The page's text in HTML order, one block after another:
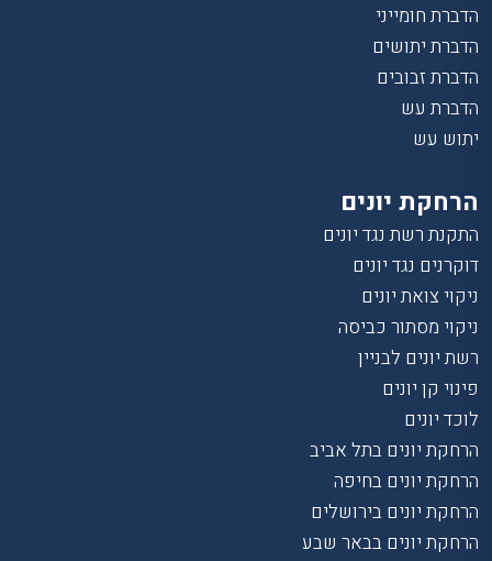
הדברת חומייני
הדברת יתושים
הדברת זבובים
הדברת עש
יתוש עש
הרחקת יונים
התקנת רשת נגד יונים
דוקרנים נגד יונים
ניקוי צואת יונים
ניקוי מסתור כביסה
רשת יונים לבניין
פינוי קן יונים
לוכד יונים
הרחקת יונים בתל אביב
הרחקת יונים בחיפה
הרחקת יונים בירושלים
הרחקת יונים בבאר שבע